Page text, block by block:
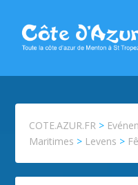
COTE.AZUR.FR >
Maritimes > Levens >